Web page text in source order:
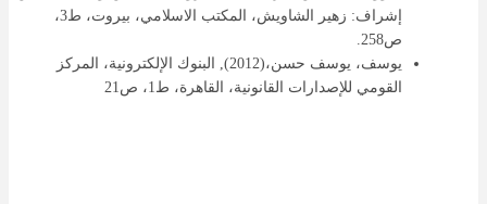
إشراف: زهير الشاويش، المكتب الاسلامي، بيروت، ط3،
ص258.
يوسف، يوسف حسن،(2012), البنوك الإلكترونية، المركز
القومي للإصدارات القانونية، القاهرة، ط1، ص21